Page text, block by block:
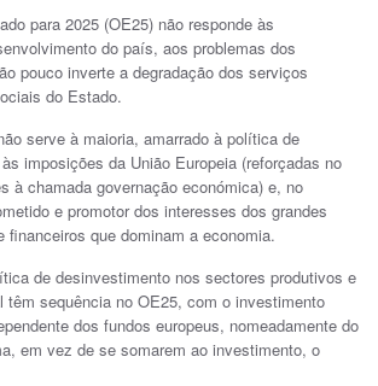
para 2025 (OE25) não responde às
do país, aos problemas dos
pouco inverte a degradação dos serviços
do Estado.
serve à maioria, amarrado à política de
imposições da União Europeia (reforçadas no
à chamada governação económica) e, no
e promotor dos interesses dos grandes
financeiros que dominam a economia.
de desinvestimento nos sectores produtivos e
têm sequência no OE25, com o investimento
dos fundos europeus, nomeadamente do
em vez de se somarem ao investimento, o